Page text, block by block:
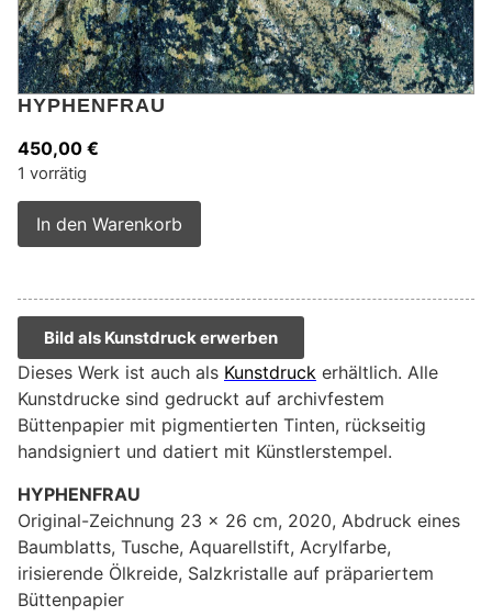
HYPHENFRAU
450,00 €
1 vorrätig
In den Warenkorb
Bild als Kunstdruck erwerben
Dieses Werk ist auch als Kunstdruck erhältlich. Alle
Kunstdrucke sind gedruckt auf archivfestem
Büttenpapier mit pigmentierten Tinten, rückseitig
handsigniert und datiert mit Künstlerstempel.
HYPHENFRAU
Original-Zeichnung 23 x 26 cm, 2020, Abdruck eines
Baumblatts, Tusche, Aquarellstift, Acrylfarbe,
irisierende Ölkreide, Salzkristalle auf präpariertem
Büttenpapier